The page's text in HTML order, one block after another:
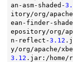
an-asm-shaded-
itory/org/
ean-finder-
epository/org/
n-reflect-3.12
y/org/apache/
3.12 .jar:/home/